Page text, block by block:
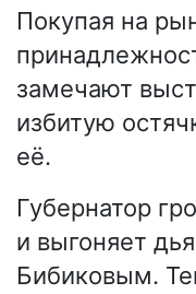
Покупая на
замечают
избитую
её.
Губернатор
и выгоняет
Бибиковым.